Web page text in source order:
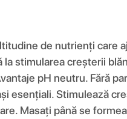
de nutrienți care
stimularea creșterii
pH neutru. Fără
Stimulează
Masați până se